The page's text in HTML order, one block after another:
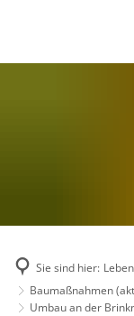
Sie sind hier:
Baumaßnahmen
Umbau an der